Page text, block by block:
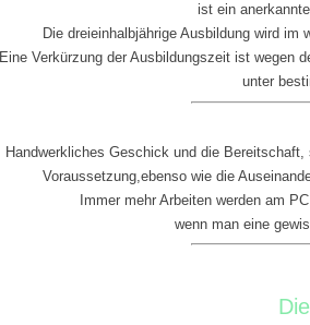
ist ein
Die dreieinhalbjährige Ausbildung wird
Eine Verkürzung der Ausbildungszeit ist wegen
unter
Handwerkliches Geschick und die
Voraussetzung,ebenso wie die
Immer mehr Arbeiten werden am
wenn man eine